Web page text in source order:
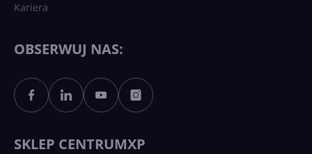
Kariera
OBSERWUJ NAS:
SKLEP CENTRUMXP